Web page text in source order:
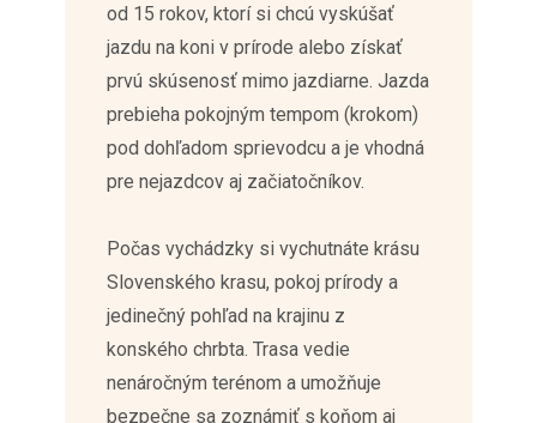
od 15 rokov, ktorí si chcú vyskúšať
jazdu na koni v prírode alebo získať
prvú skúsenosť mimo jazdiarne. Jazda
prebieha pokojným tempom (krokom)
pod dohľadom sprievodcu a je vhodná
pre nejazdcov aj začiatočníkov.
Počas vychádzky si vychutnáte krásu
Slovenského krasu, pokoj prírody a
jedinečný pohľad na krajinu z
konského chrbta. Trasa vedie
nenáročným terénom a umožňuje
bezpečne sa zoznámiť s koňom aj